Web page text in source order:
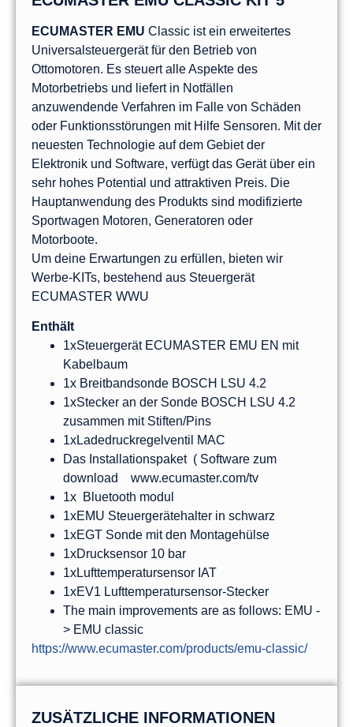
ECUMASTER EMU Classic ist ein erweitertes
Universalsteuergerät für den Betrieb von
Ottomotoren. Es steuert alle Aspekte des
Motorbetriebs und liefert in Notfällen
anzuwendende Verfahren im Falle von Schäden
oder Funktionsstörungen mit Hilfe Sensoren. Mit der
neuesten Technologie auf dem Gebiet der
Elektronik und Software, verfügt das Gerät über ein
sehr hohes Potential und attraktiven Preis. Die
Hauptanwendung des Produkts sind modifizierte
Sportwagen Motoren, Generatoren oder
Motorboote.
Um deine Erwartungen zu erfüllen, bieten wir
Werbe-KITs, bestehend aus Steuergerät
ECUMASTER WWU
Enthält
1xSteuergerät ECUMASTER EMU EN mit
Kabelbaum
1x Breitbandsonde BOSCH LSU 4.2
1xStecker an der Sonde BOSCH LSU 4.2
zusammen mit Stiften/Pins
1xLadedruckregelventil MAC
Das Installationspaket ( Software zum
download www.ecumaster.com/tv
1x Bluetooth modul
1xEMU Steuergerätehalter in schwarz
1xEGT Sonde mit den Montagehülse
1xDrucksensor 10 bar
1xLufttemperatursensor IAT
1xEV1 Lufttemperatursensor-Stecker
The main improvements are as follows: EMU -
> EMU classic
https://www.ecumaster.com/products/emu-classic/
ZUSÄTZLICHE INFORMATIONEN